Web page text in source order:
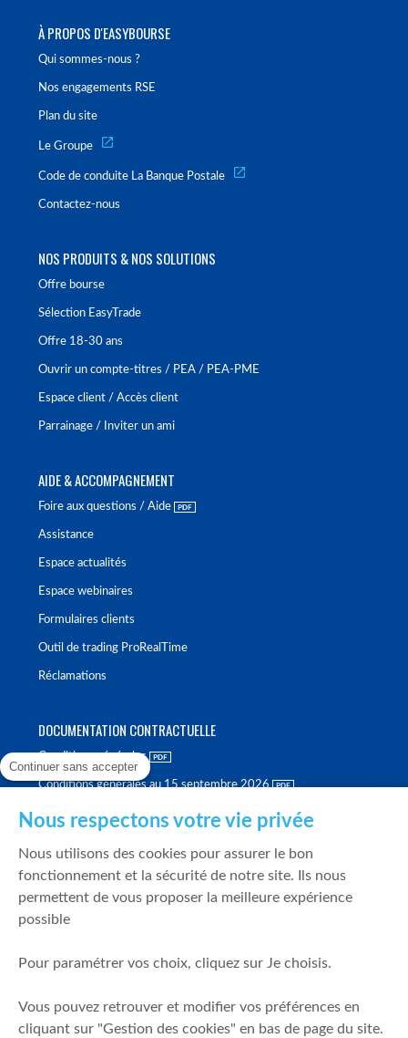
À PROPOS D'EASYBOURSE
Qui sommes-nous ?
Nos engagements RSE
Plan du site
Le Groupe
Code de conduite La Banque Postale
Contactez-nous
NOS PRODUITS & NOS SOLUTIONS
Offre bourse
Sélection EasyTrade
Offre 18-30 ans
Ouvrir un compte-titres / PEA / PEA-PME
Espace client / Accès client
Parrainage / Inviter un ami
AIDE & ACCOMPAGNEMENT
Foire aux questions / Aide
Assistance
Espace actualités
Espace webinaires
Formulaires clients
Outil de trading ProRealTime
Réclamations
DOCUMENTATION CONTRACTUELLE
Conditions générales
Conditions générales au 15 septembre 2026
Politique de meilleure sélection
Politique de durabilité
Fonds de garantie des dépôts et de résolution
Mentions légales
Prévention de la fraude
Continuer sans accepter
Nous respectons votre vie privée
Nous utilisons des cookies pour assurer le bon
fonctionnement et la sécurité de notre site. Ils nous
permettent de vous proposer la meilleure expérience
possible
Pour paramétrer vos choix, cliquez sur Je choisis.
Vous pouvez retrouver et modifier vos préférences en
cliquant sur "Gestion des cookies" en bas de page du site.